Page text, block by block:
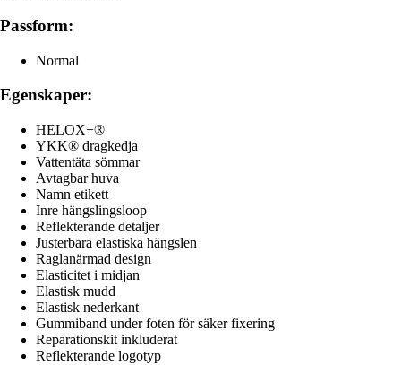
Passform:
Normal
Egenskaper:
HELOX+®
YKK® dragkedja
Vattentäta sömmar
Avtagbar huva
Namn etikett
Inre hängslingsloop
Reflekterande detaljer
Justerbara elastiska hängslen
Raglanärmad design
Elasticitet i midjan
Elastisk mudd
Elastisk nederkant
Gummiband under foten för säker fixering
Reparationskit inkluderat
Reflekterande logotyp